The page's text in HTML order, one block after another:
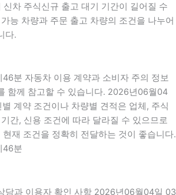
신차 주식신규 출고 대기 기간이 길어질 수
능 차량과 주문 출고 차량의 조건을 나누어
다.
분 자동차 이용 계약과 소비자 주의 정보
함께 참고할 수 있습니다. 2026년06월04
계약 조건이나 차량별 견적은 업체, 주식
간, 신용 조건에 따라 달라질 수 있으므로
현재 조건을 정확히 전달하는 것이 좋습니다.
46분
담과 이용자 확인 사항 2026년06월04일 03